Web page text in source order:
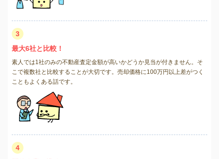
3
最大6社と比較！
素人では1社のみの不動産査定金額が高いかどうか見当が付きません。そ
こで複数社と比較することが大切です。売却価格に100万円以上差がつく
こともよくある話です。
4